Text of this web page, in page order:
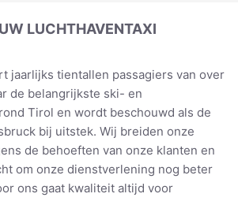
LUCHTHAVENTAXI
jaarlijks tientallen passagiers van over
de belangrijkste ski- en
Tirol en wordt beschouwd als de
bij uitstek. Wij breiden onze
de behoeften van onze klanten en
om onze dienstverlening nog beter
ons gaat kwaliteit altijd voor